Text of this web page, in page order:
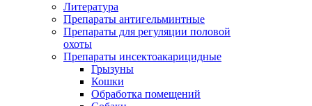
Литература
Препараты антигельминтные
Препараты для регуляции половой
охоты
Препараты инсектоакарицидные
Грызуны
Кошки
Обработка помещений